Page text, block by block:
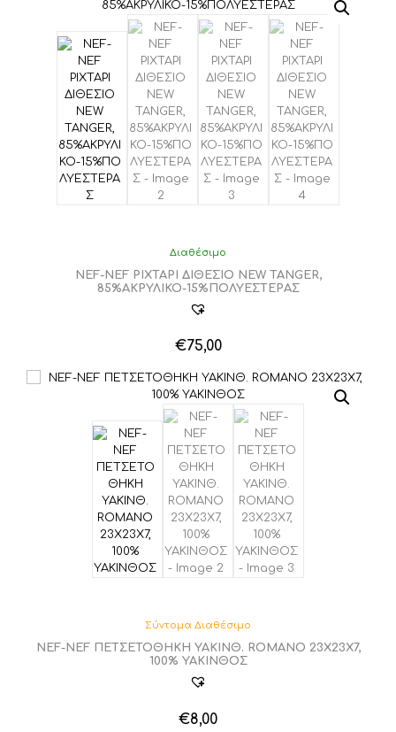
προϊόν
έχει
πολλαπλές
παραλλαγές.
Οι
επιλογές
μπορούν
να
επιλεγούν
στη
σελίδα
Διαθέσιμο
NEF-NEF ΡΙΧΤΑΡΙ ΔΙΘΕΣΙΟ NEW TANGER,
85%ΑΚΡΥΛΙΚΟ-15%ΠΟΛΥΕΣΤΕΡΑΣ
€75,00
το
προϊόν
έχει
πολλαπλές
παραλλαγές.
Οι
επιλογές
μπορούν
να
επιλεγούν
στη
σελίδα
Σύντομα Διαθέσιμο
NEF-NEF ΠΕΤΣΕΤΟΘΗΚΗ ΥΑΚΙΝΘ. ROMANO 23X23X7,
100% ΥΑΚΙΝΘΟΣ
€8,00